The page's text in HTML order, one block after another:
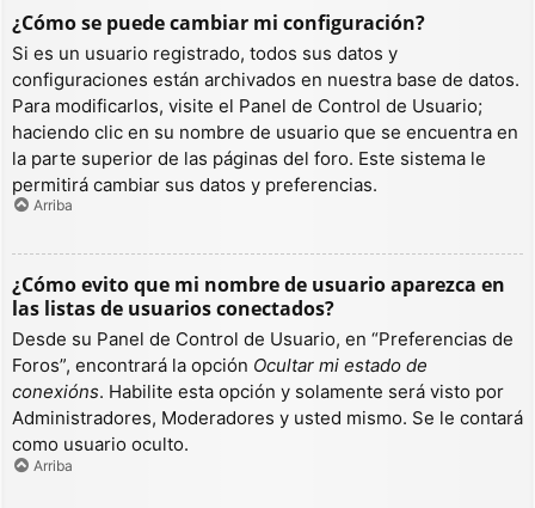
¿Cómo se puede cambiar mi configuración?
Si es un usuario registrado, todos sus datos y
configuraciones están archivados en nuestra base de datos.
Para modificarlos, visite el Panel de Control de Usuario;
haciendo clic en su nombre de usuario que se encuentra en
la parte superior de las páginas del foro. Este sistema le
permitirá cambiar sus datos y preferencias.
Arriba
¿Cómo evito que mi nombre de usuario aparezca en
las listas de usuarios conectados?
Desde su Panel de Control de Usuario, en “Preferencias de
Foros”, encontrará la opción Ocultar mi estado de
conexións. Habilite esta opción y solamente será visto por
Administradores, Moderadores y usted mismo. Se le contará
como usuario oculto.
Arriba